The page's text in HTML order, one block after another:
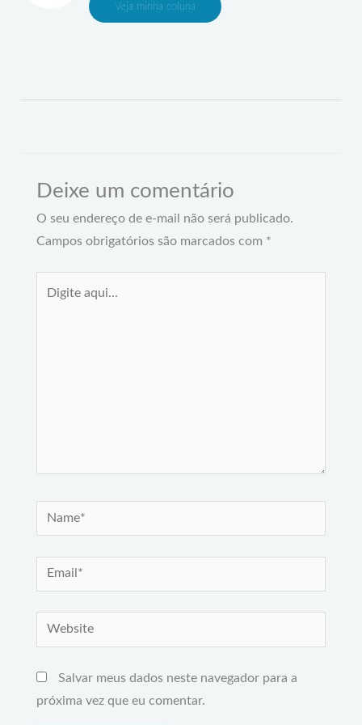
Veja minha coluna
Deixe um comentário
O seu endereço de e-mail não será publicado.
Campos obrigatórios são marcados com *
Name*
Email*
Website
Salvar meus dados neste navegador para a
próxima vez que eu comentar.